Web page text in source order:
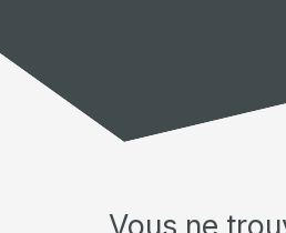
Vous ne